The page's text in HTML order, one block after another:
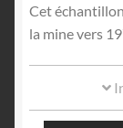
Cet
la mine vers